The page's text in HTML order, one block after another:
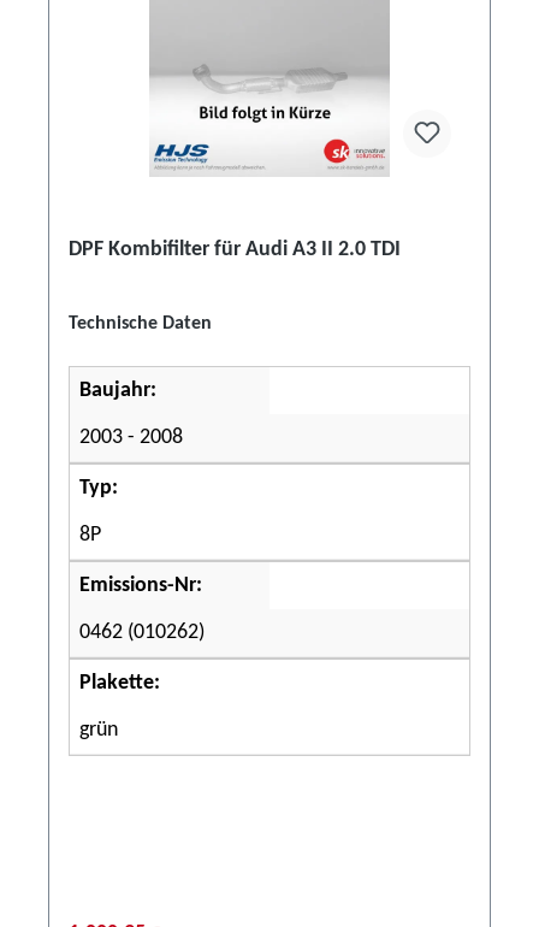
DPF Kombifilter für Audi A3 II 2.0 TDI
Technische Daten
Baujahr:
2003 - 2008
Typ:
8P
Emissions-Nr:
0462 (010262)
Plakette:
grün